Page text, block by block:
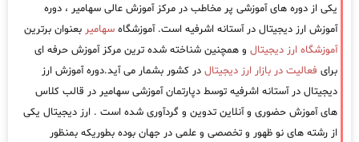
یکی از دوره های آموزشی پر مخاطب در مرکز آموزش عالی سهامیر ، دوره
آموزش ارز دیجیتال در آستانه اشرفیه است. آموزشگاه سهامیر بعنوان برترین
آموزشگاه ارز دیجیتال و همچنین شناخته شده ترین مرکز آموزش حرفه ای
برای فعالیت در بازار ارز دیجیتال در کشور بشمار می آید.دوره آموزش ارز
دیجیتال در آستانه اشرفیه توسط دپارتمان آموزشی سهامیر در قالب کلاس
های آموزش حضوری و آنلاین تدوین و گردآوری شده است . ارز دیجیتال یکی
از رشته های نو ظهور و تخصصی و علمی در جهان بوده بطوریکه بمنظور